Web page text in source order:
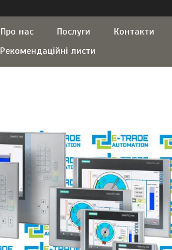
Про нас Послуги Контакти
Рекомендаційні листи